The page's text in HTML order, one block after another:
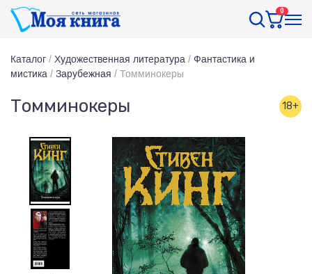
0
Каталог / Художественная литература / Фантастика и
мистика / Зарубежная / Томминокеры
Томминокеры 18+